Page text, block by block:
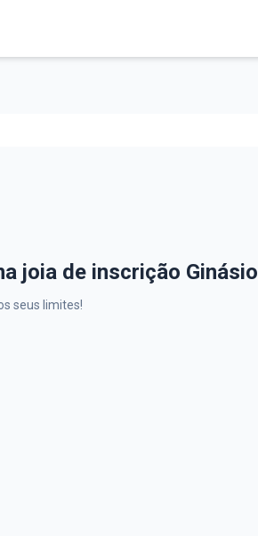
joia de inscrição Ginásio
seus limites!